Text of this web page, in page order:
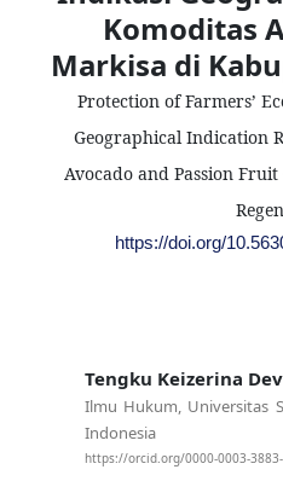
Komoditas
Markisa di
Protection of Farmers’
Geographical Indication
Avocado and Passion
https://doi.org/
Tengku Keizerina
Ilmu Hukum, Universitas
Indonesia
https://orcid.org/0000-0003-